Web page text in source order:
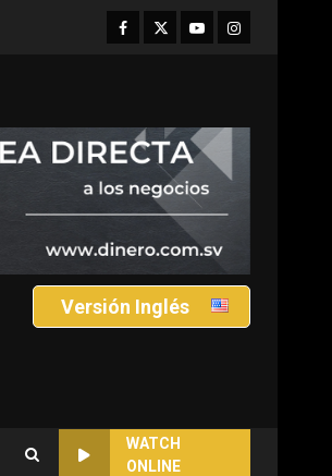
Facebook
TwitterYoutubeInstagram
Versión Inglés
WATCH
ONLINE